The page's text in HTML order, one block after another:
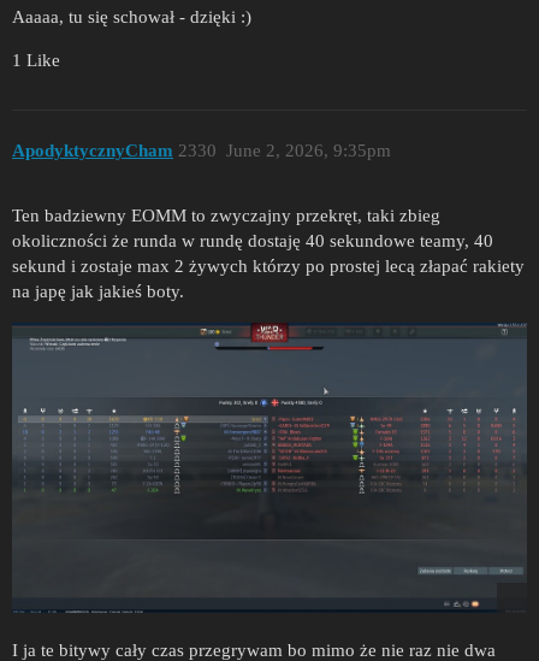
Aaaaa, tu się schował - dzięki :)
1 Like
ApodyktycznyCham June 2, 2026, 9:35pm
2330
Ten badziewny EOMM to zwyczajny przekręt, taki zbieg
okoliczności że runda w rundę dostaję 40 sekundowe teamy, 40
sekund i zostaje max 2 żywych którzy po prostej lecą złapać rakiety
na japę jak jakieś boty.
I ja te bitywy cały czas przegrywam bo mimo że nie raz nie dwa